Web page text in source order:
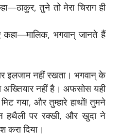
तुने तो मेरा चिराग ही
भगवान् जानते हैं
इलजाम नहीं रखता। भगवान् के
अख्तियार नहीं है। अफसोस यही
गया, और तुम्हारे हाथों! तुमने
हथैली पर रक्खी, और खुदा ने
करा दिया।